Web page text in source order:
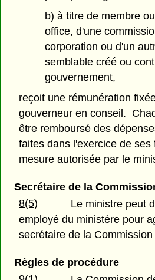
b) à titre de membre
office, d'une
corporation ou d'un
semblable créé ou
gouvernement,
reçoit une rémunération
gouverneur en conseil.
être remboursé des
faites dans l'exercice de ses
mesure autorisée par le
Secrétaire de la
8(5)
Le ministre peut
employé du ministère pour
secrétaire de la
Règles de procédure